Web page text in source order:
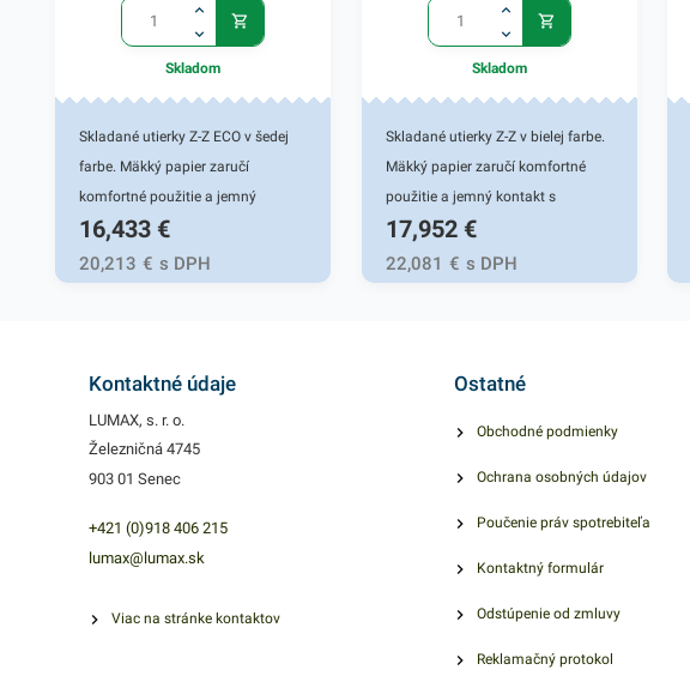
Skladom
Skladané utierky Z-Z ECO v šedej
farbe. Mäkký papier zaručí
komfortné použitie a jemný
kontakt s pokožkou. Používajú sa
do zásobníkov na toaletách,
výdajných pultoch, a pod. Balené v
16,433 €
20,213 € s DPH
Skladom
Skladané utierky Z-Z v bielej farbe.
Mäkký papier zaručí komfortné
použitie a jemný kontakt s
pokožkou. Používajú sa do
zásobníkov na toaletách,
výdajných pultoch, a pod. Balené v
17,952 €
22,081 € s DPH
Kontaktné údaje
LUMAX, s. r. o.
Železničná 4745
903 01 Senec
+421 (0)918 406 215
lumax@lumax.sk
Viac na stránke kontaktov
Ostatné
Obchodné podmienky
Ochrana osobných údajov
Poučenie práv spotrebiteľa
Kontaktný formulár
Odstúpenie od zmluvy
Reklamačný protokol